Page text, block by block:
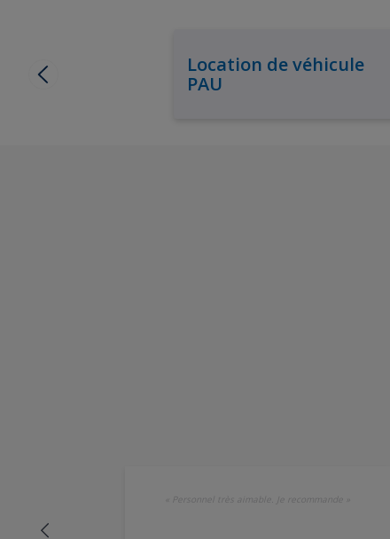
Location de véhicule
PAU
Personnel très aimable. Je recommande